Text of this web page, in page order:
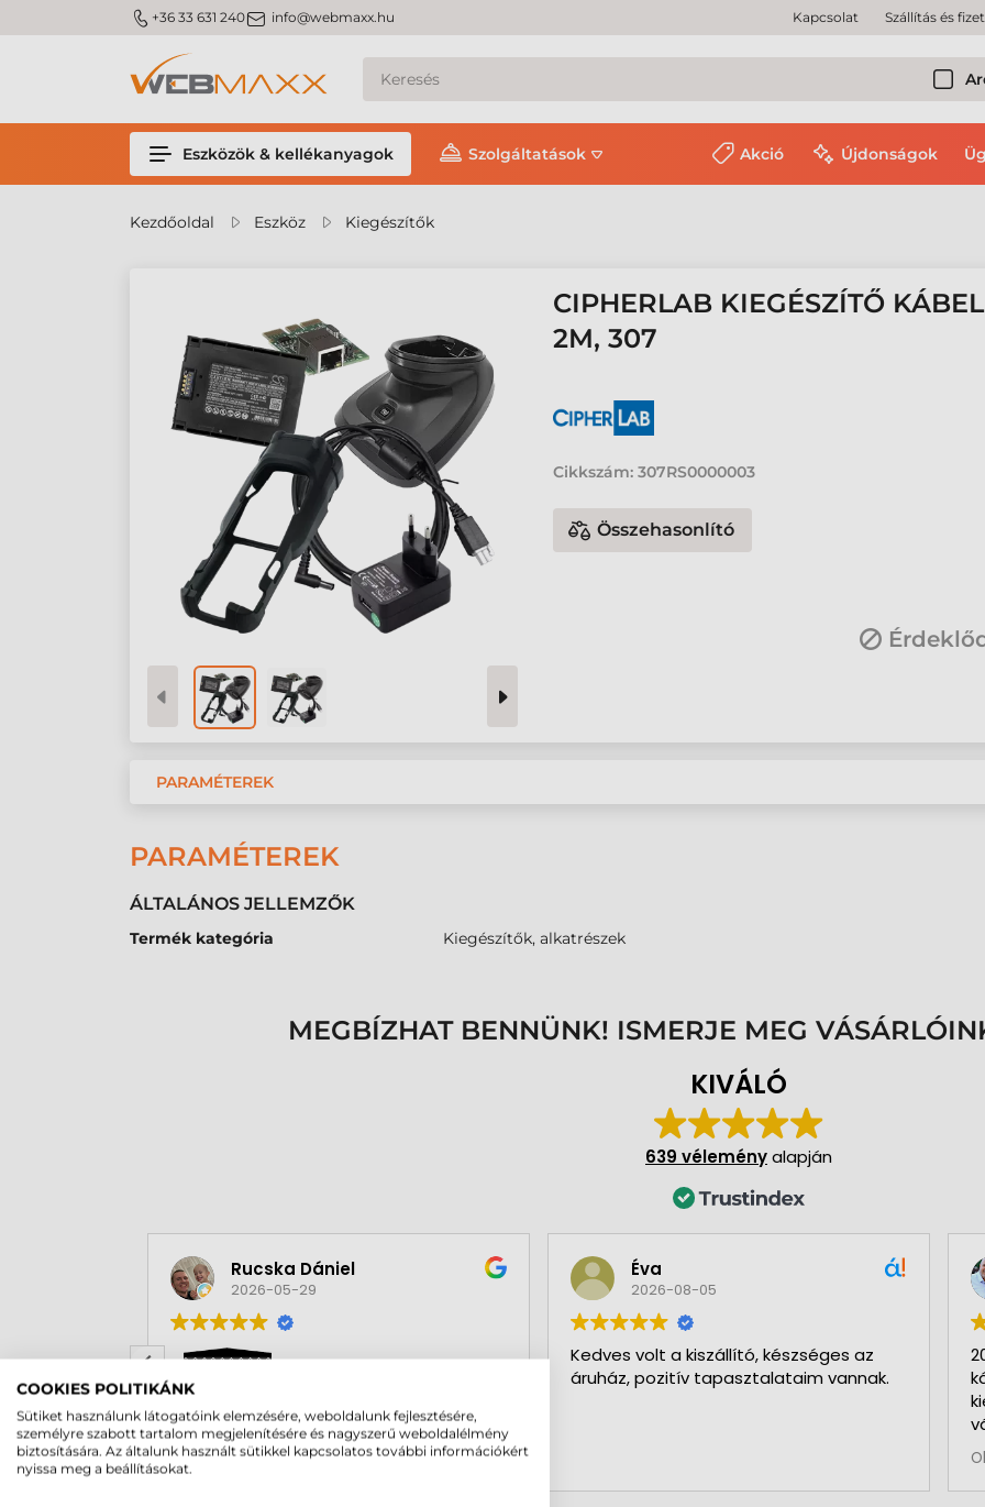
m_phone +36 33 631 240m_email info@webmaxx.hu Kapcsolat Szállítás és
Eszközök & kellékanyagok Szolgáltatások Akció Újdonságok
Kezdőoldal Eszköz Kiegészítők
CIPHERLAB KIEGÉSZÍTŐ
2M, 307
Cikkszám: 307RS0000003
Összehasonlító
PARAMÉTEREK
PARAMÉTEREK
ÁLTALÁNOS JELLEMZŐK
Termék kategória Kiegészítők, alkatrészek
MEGBÍZHAT BENNÜNK! ISMERJE MEG
KIVÁLÓ
639 véleményalapján
Rucska Dániel
2026-05-29
Rendben volt a rendelésem
Olvass tovább
Éva
2026-08-05
Kedves volt a kiszállító, készséges az
áruház, pozitív tapasztalataim vannak.
COOKIES POLITIKÁNK
Sütiket használunk látogatóink elemzésére, weboldalunk fejlesztésére,
személyre szabott tartalom megjelenítésére és nagyszerű weboldalélmény
biztosítására. Az általunk használt sütikkel kapcsolatos további információkért
nyissa meg a beállításokat.